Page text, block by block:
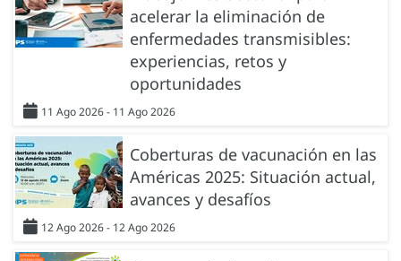
acelerar la eliminación de
enfermedades transmisibles:
experiencias, retos y
oportunidades
11 Ago 2026 - 11 Ago 2026
Coberturas de vacunación en las
Américas 2025: Situación actual,
avances y desafíos
12 Ago 2026 - 12 Ago 2026